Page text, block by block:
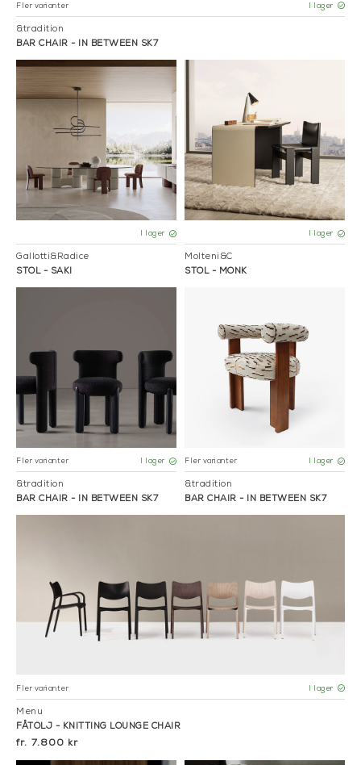
I lager
Gallotti&Radice
STOL - SAKI
I lager
Molteni&C
STOL - MONK
Fler varianter I lager
&tradition
BAR CHAIR - IN BETWEEN SK7
Fler varianter I lager
&tradition
BAR CHAIR - IN BETWEEN SK7
Fler varianter I lager
&tradition
BAR CHAIR - IN BETWEEN SK7
Fler varianter I lager
Menu
FÅTÖLJ - KNITTING LOUNGE CHAIR
7.800 kr